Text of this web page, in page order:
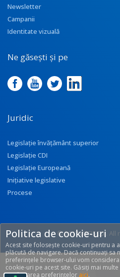
Newsletter
Campanii
Identitate vizuală
Ne găsești și pe
Juridic
Legislație învățământ superior
Legislație CDI
Legislație Europeană
Inițiative legislative
Procese
© 2017 UEFISCDI.
[T: 0.2668,
Politica de cookie-uri
Acest site folosește cookie-uri pentru a
plăcută de navigare. Dacă continuați sa
preferințele browser-ului vom
cookie-uri pe acest site. Găsiți mai
modificarea preferințelor aici.